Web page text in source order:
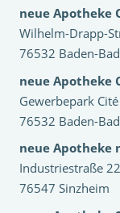
neue Apotheke
Wilhelm-Drapp-
76532 Baden-
neue Apotheke
Gewerbepark
76532 Baden-
neue Apotheke
Industriestraße 22
76547 Sinzheim